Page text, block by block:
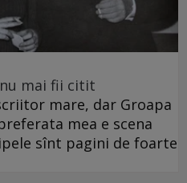
mai fii citit
mare, dar Groapa
mea e scena
sînt pagini de foarte